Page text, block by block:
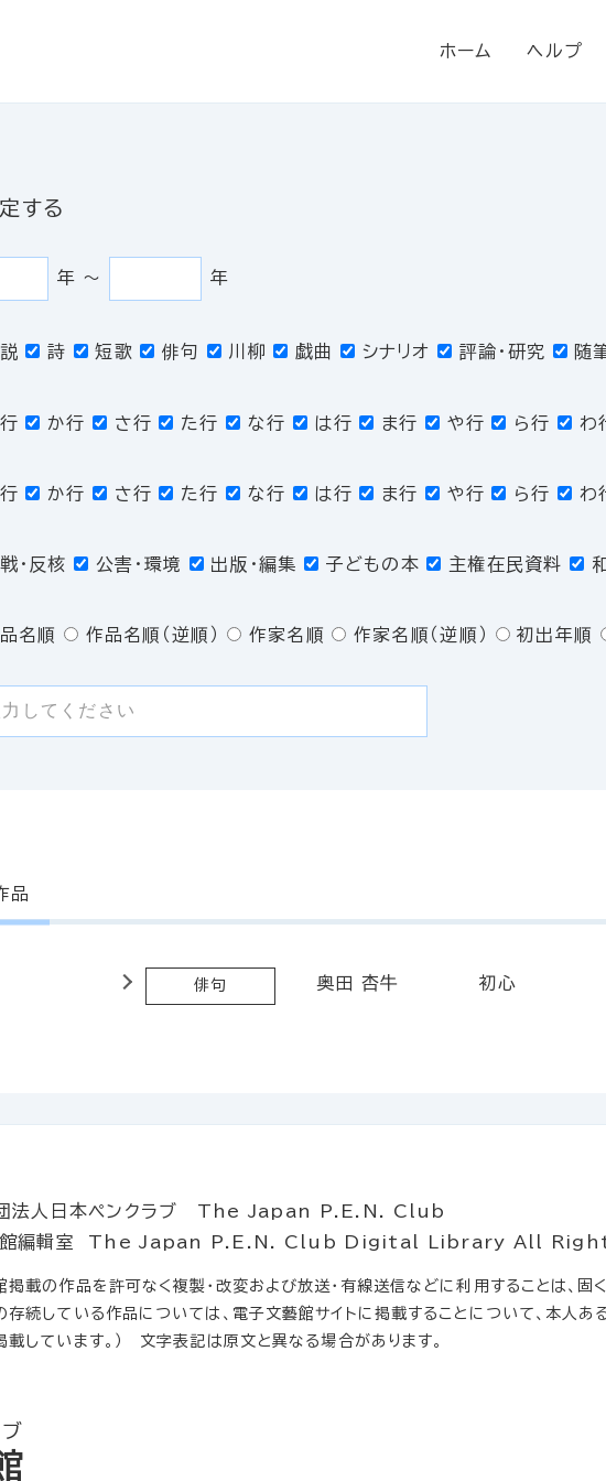
ホーム ヘルプ
する
年 〜 年
詩 短歌 俳句 川柳 戯曲 シナリオ 評論・研究 随
か行 さ行 た行 な行 は行 ま行 や行 ら行 わ
か行 さ行 た行 な行 は行 ま行 や行 ら行 わ
・反核 公害・環境 出版・編集 子どもの本 主権在民資料
名順 作品名順（逆順） 作家名順 作家名順（逆順） 初出年順
品
俳句 奥田 杏牛 初心
法人日本ペンクラブ The Japan P.E.N. Club
館編輯室 The Japan P.E.N. Club Digital Library All
載の作品を許可なく複製・改変および放送・有線送信などに利用することは、固
存続している作品については、電子文藝館サイトに掲載することについて、本人
載しています。） 文字表記は原文と異なる場合があります。